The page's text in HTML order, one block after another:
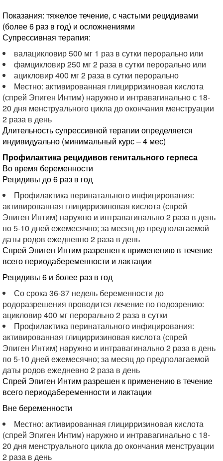
Показания: тяжелое течение, с частыми рецидивами
(более 6 раз в год) и осложнениями
Супрессивная терапия:
валацикловир 500 мг 1 раз в сутки перорально или
фамцикловир 250 мг 2 раза в сутки перорально или
ацикловир 400 мг 2 раза в сутки перорально
Местно: активированная глицирризиновая кислота
(спрей Эпиген Интим) наружно и интравагинально с 18-
20 дня менструального цикла до окончания менструации
2 раза в день
Длительность супрессивной терапии определяется
индивидуально (минимальный курс – 4 мес)
Профилактика рецидивов генитального герпеса
Во время беременности
Рецидивы до 6 раз в год
Профилактика перинатального инфицирования:
активированная глицирризиновая кислота (спрей
Эпиген Интим) наружно и интравагинально 2 раза в день
по 5-10 дней ежемесячно; за месяц до предполагаемой
даты родов ежедневно 2 раза в день
Спрей Эпиген Интим разрешен к применению в течение
всего периодабеременности и лактации
Рецидивы 6 и более раз в год
Со срока 36-37 недель беременности до
родоразрешения проводится лечение по подозрению:
ацикловир 400 мг перорально 2 раза в сутки
Профилактика перинатального инфицирования:
активированная глицирризиновая кислота (спрей
Эпиген Интим) наружно и интравагинально 2 раза в день
по 5-10 дней ежемесячно; за месяц до предполагаемой
даты родов ежедневно 2 раза в день
Спрей Эпиген Интим разрешен к применению в течение
всего периодабеременности и лактации
Вне беременности
Местно: активированная глицирризиновая кислота
(спрей Эпиген Интим) наружно и интравагинально с 18-
20 дня менструального цикла до окончания менструации
2 раза в день